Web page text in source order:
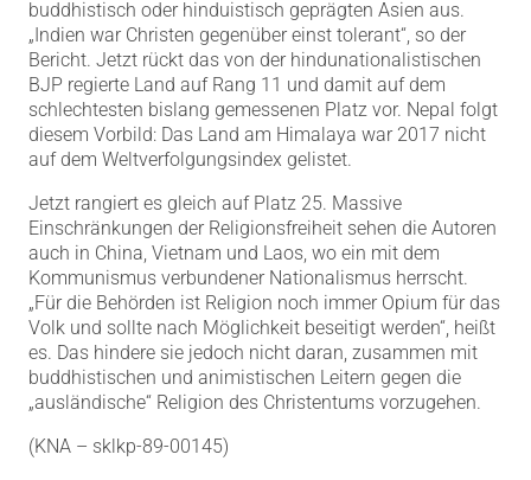
buddhistisch oder hinduistisch geprägten Asien aus.
„Indien war Christen gegenüber einst tolerant“, so der
Bericht. Jetzt rückt das von der hindunationalistischen
BJP regierte Land auf Rang 11 und damit auf dem
schlechtesten bislang gemessenen Platz vor. Nepal folgt
diesem Vorbild: Das Land am Himalaya war 2017 nicht
auf dem Weltverfolgungsindex gelistet.
Jetzt rangiert es gleich auf Platz 25. Massive
Einschränkungen der Religionsfreiheit sehen die Autoren
auch in China, Vietnam und Laos, wo ein mit dem
Kommunismus verbundener Nationalismus herrscht.
„Für die Behörden ist Religion noch immer Opium für das
Volk und sollte nach Möglichkeit beseitigt werden“, heißt
es. Das hindere sie jedoch nicht daran, zusammen mit
buddhistischen und animistischen Leitern gegen die
„ausländische“ Religion des Christentums vorzugehen.
(KNA – sklkp-89-00145)